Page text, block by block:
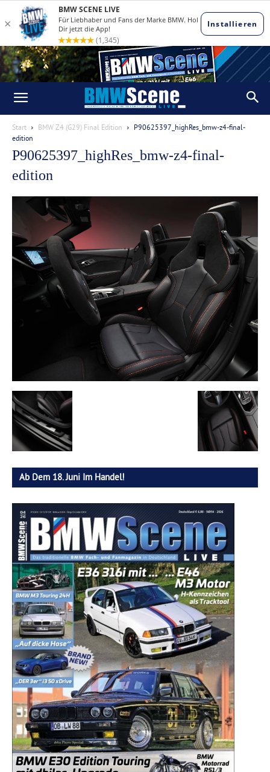
Start BMW Z4 (G29) Final Edition
P90625397_highRes_bmw-z4-final-
edition
P90625397_highRes_bmw-z4-final-
edition
Ab Dem 18. Juni Im Handel!